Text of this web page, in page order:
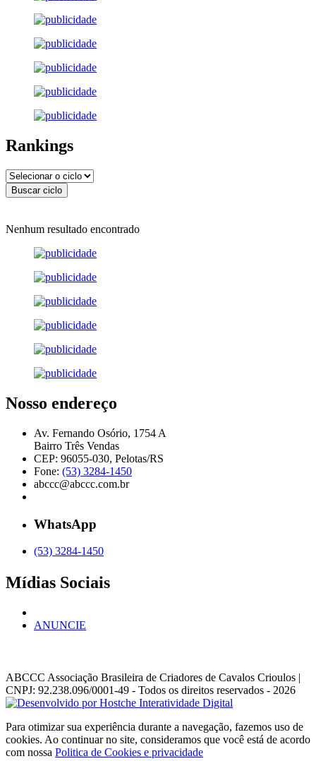
Rankings
Nenhum resultado encontrado
Nosso endereço
Av. Fernando Osório, 1754 A
Bairro Três Vendas
CEP: 96055-030, Pelotas/RS
Fone: (53) 3284-1450
abccc@abccc.com.br
WhatsApp
(53) 3284-1450
Mídias Sociais
ANUNCIE
ABCCC Associação Brasileira de Criadores de Cavalos Crioulos |
CNPJ: 92.238.096/0001-49 - Todos os direitos reservados - 2026
Para otimizar sua experiência durante a navegação, fazemos uso de
cookies. Ao continuar no site, consideramos que você está de acordo
com nossa Politica de Cookies e privacidade